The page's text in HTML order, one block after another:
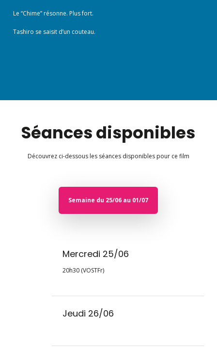
Le “Chime” résonne. Plus fort.
Tashiro se saisit d’un couteau.
Séances disponibles
Découvrez ci-dessous les séances disponibles pour ce film
Semaine du 25/06 au 01/07
Mercredi 25/06
20h30 (VOSTFr)
Jeudi 26/06